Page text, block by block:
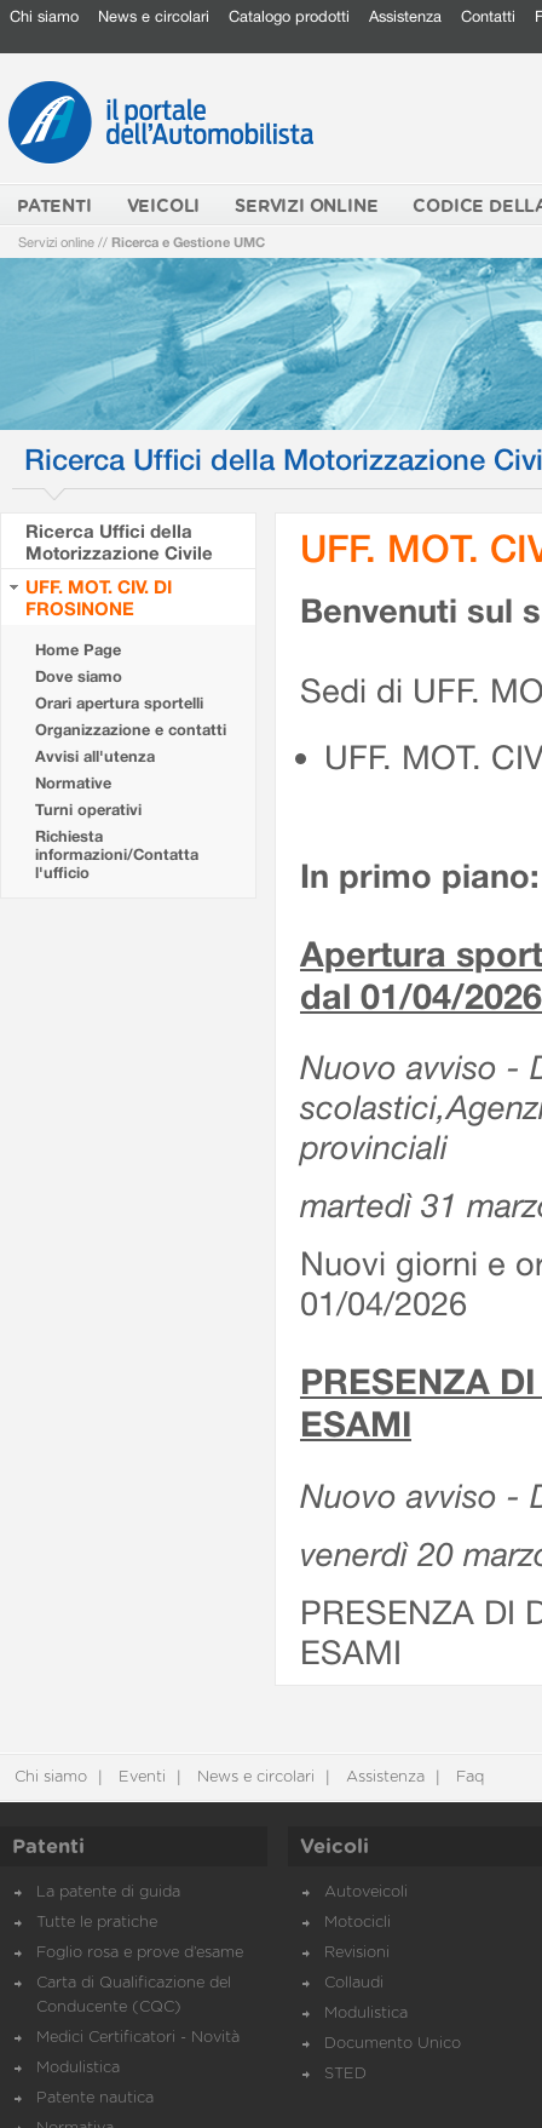
Chi siamo News e circolari Catalogo prodotti Assistenza Contatti
PATENTI VEICOLI SERVIZI ONLINE CODICE
Servizi online // Ricerca e Gestione UMC
Ricerca Uffici della Motorizzazione
Ricerca Uffici della
Motorizzazione Civile
UFF. MOT. CIV. DI
FROSINONE
Home Page
Dove siamo
Orari apertura sportelli
Organizzazione e contatti
Avvisi all'utenza
Normative
Turni operativi
Richiesta
informazioni/Contatta
l'ufficio
UFF. MOT.
Benvenuti sul
Sedi di UFF.
UFF. MOT.
In primo piano:
Apertura
dal 01/04/2026
Nuovo avviso -
provinciali
martedì 31
Nuovi giorni e
01/04/2026
PRESENZA
ESAMI
Nuovo avviso -
venerdì 20
PRESENZA DI
ESAMI
Chi siamo Eventi News e circolari Assistenza Faq
Patenti
La patente di guida
Tutte le pratiche
Foglio rosa e prove d’esame
Carta di Qualificazione del
Conducente (CQC)
Medici Certificatori - Novità
Modulistica
Patente nautica
Veicoli
Autoveicoli
Motocicli
Revisioni
Collaudi
Modulistica
Documento Unico
STED